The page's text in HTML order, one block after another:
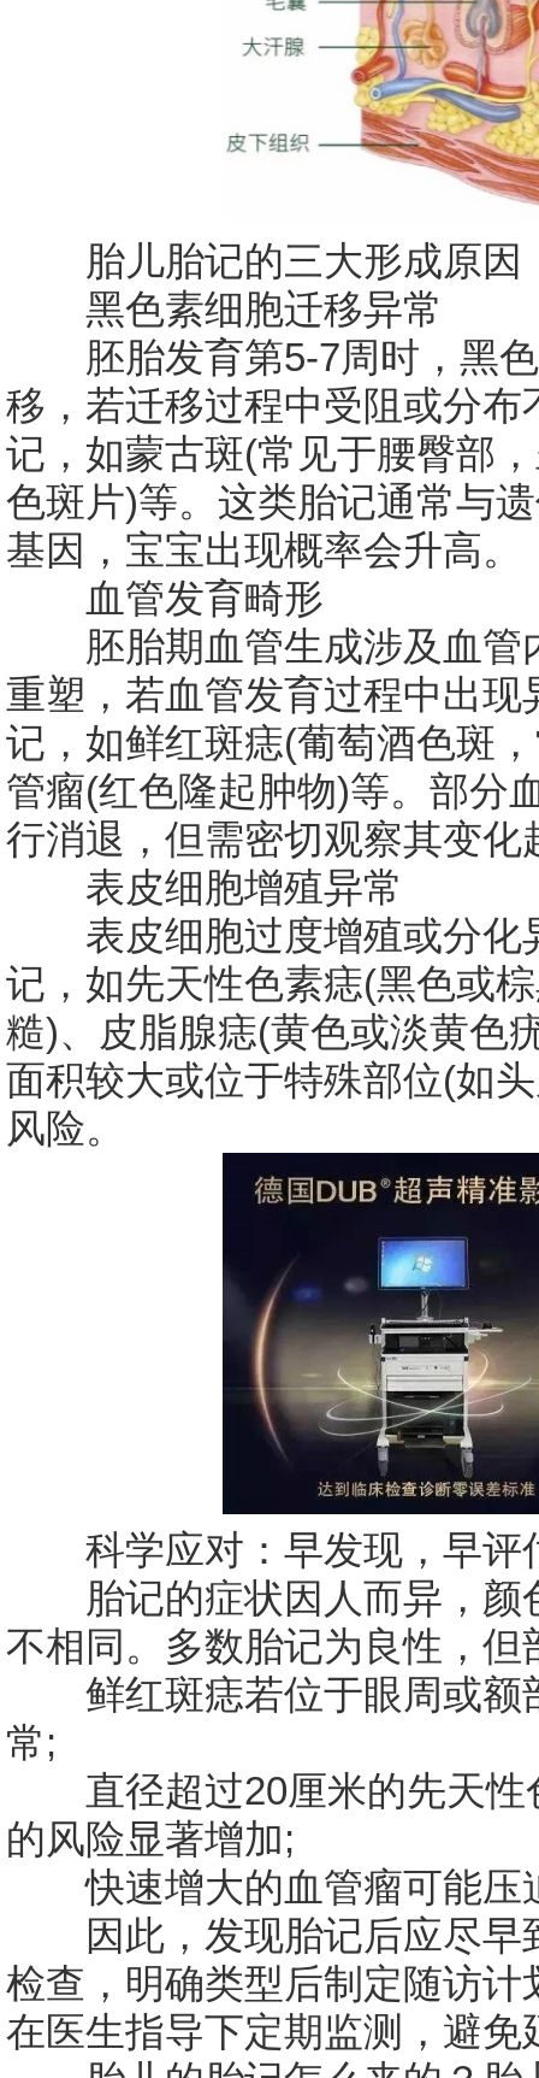
胎儿胎记的三大形成原因
黑色素细胞迁移异常
胚胎发育第5-7周时，黑色
移，若迁移过程中受阻或分
记，如蒙古斑(常见于腰臀部
色斑片)等。这类胎记通常与
基因，宝宝出现概率会升高。
血管发育畸形
胚胎期血管生成涉及血管
重塑，若血管发育过程中出
记，如鲜红斑痣(葡萄酒色斑
管瘤(红色隆起肿物)等。部分
行消退，但需密切观察其变化
表皮细胞增殖异常
表皮细胞过度增殖或分化
记，如先天性色素痣(黑色或
糙)、皮脂腺痣(黄色或淡黄色
面积较大或位于特殊部位(如
风险。
科学应对：早发现，早评
胎记的症状因人而异，颜
不相同。多数胎记为良性，
鲜红斑痣若位于眼周或额
常;
直径超过20厘米的先天性
的风险显著增加;
快速增大的血管瘤可能压
因此，发现胎记后应尽早
检查，明确类型后制定随访
在医生指导下定期监测，避免